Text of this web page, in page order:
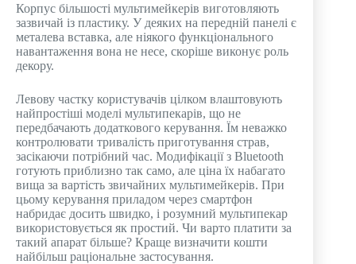
Корпус більшості мультимейкерів виготовляють
зазвичай із пластику. У деяких на передній панелі є
металева вставка, але ніякого функціонального
навантаження вона не несе, скоріше виконує роль
декору.
Левову частку користувачів цілком влаштовують
найпростіші моделі мультипекарів, що не
передбачають додаткового керування. Їм неважко
контролювати тривалість приготування страв,
засікаючи потрібний час. Модифікації з Bluetooth
готують приблизно так само, але ціна їх набагато
вища за вартість звичайних мультимейкерів. При
цьому керування приладом через смартфон
набридає досить швидко, і розумний мультипекар
використовується як простий. Чи варто платити за
такий апарат більше? Краще визначити кошти
найбільш раціональне застосування.